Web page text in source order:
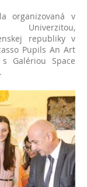
organizovaná v
republiky v
Pupils An Art
Galériou Space